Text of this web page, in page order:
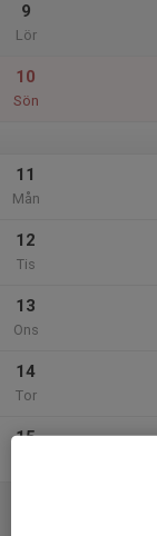
9
Lör
10
Sön
11
Mån
12
Tis
13
Ons
14
Tor
15